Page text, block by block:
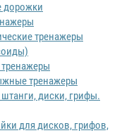
дорожки
тренажеры
тренажеры
тренажеры
штанги, диски, грифы.
для дисков, грифов,